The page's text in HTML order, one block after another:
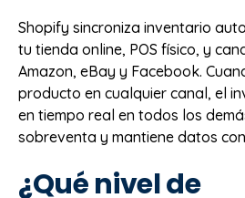
Shopify sincroniza inventario
tu tienda online, POS físico, y
Amazon, eBay y Facebook.
producto en cualquier canal, el
en tiempo real en todos los
sobreventa y mantiene datos
¿Qué nivel de